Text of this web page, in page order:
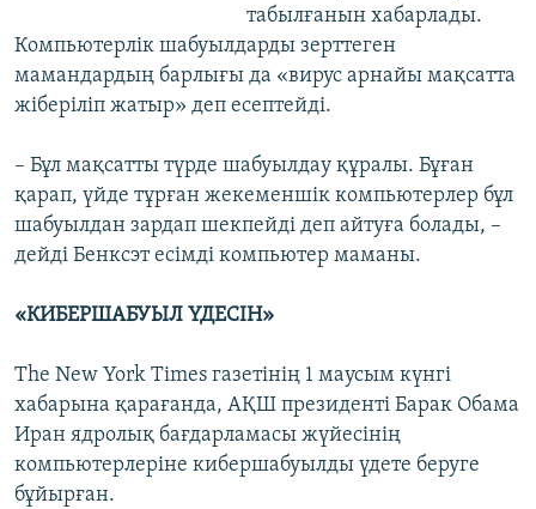
табылғанын хабарлады.
Компьютерлік шабуылдарды зерттеген
мамандардың барлығы да «вирус арнайы мақсатта
жіберіліп жатыр» деп есептейді.
– Бұл мақсатты түрде шабуылдау құралы. Бұған
қарап, үйде тұрған жекеменшік компьютерлер бұл
шабуылдан зардап шекпейді деп айтуға болады, –
дейді Бенксэт есімді компьютер маманы.
«КИБЕРШАБУЫЛ ҮДЕСІН»
The New York Times газетінің 1 маусым күнгі
хабарына қарағанда, АҚШ президенті Барак Обама
Иран ядролық бағдарламасы жүйесінің
компьютерлеріне кибершабуылды үдете беруге
бұйырған.